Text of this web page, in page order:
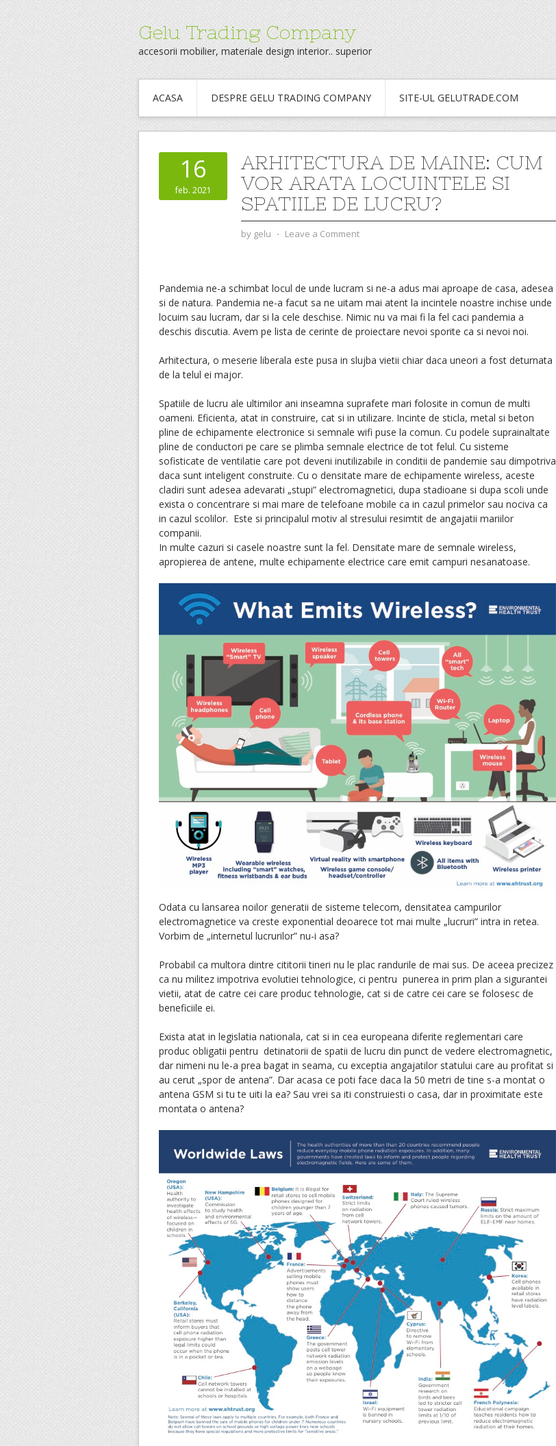
Gelu Trading Company
accesorii mobilier, materiale design interior.. superior
ACASA DESPRE GELU TRADING COMPANY SITE-UL GELUTRADE.COM
16
feb. 2021
ARHITECTURA DE MAINE: CUM
VOR ARATA LOCUINTELE SI
SPATIILE DE LUCRU?
by gelu ⋅ Leave a Comment
Pandemia ne-a schimbat locul de unde lucram si ne-a adus mai aproape de casa, adesea
si de natura. Pandemia ne-a facut sa ne uitam mai atent la incintele noastre inchise unde
locuim sau lucram, dar si la cele deschise. Nimic nu va mai fi la fel caci pandemia a
deschis discutia. Avem pe lista de cerinte de proiectare nevoi sporite ca si nevoi noi.
Arhitectura, o meserie liberala este pusa in slujba vietii chiar daca uneori a fost deturnata
de la telul ei major.
Spatiile de lucru ale ultimilor ani inseamna suprafete mari folosite in comun de multi
oameni. Eficienta, atat in construire, cat si in utilizare. Incinte de sticla, metal si beton
pline de echipamente electronice si semnale wifi puse la comun. Cu podele suprainaltate
pline de conductori pe care se plimba semnale electrice de tot felul. Cu sisteme
sofisticate de ventilatie care pot deveni inutilizabile in conditii de pandemie sau dimpotriva
daca sunt inteligent construite. Cu o densitate mare de echipamente wireless, aceste
cladiri sunt adesea adevarati „stupi” electromagnetici, dupa stadioane si dupa scoli unde
exista o concentrare si mai mare de telefoane mobile ca in cazul primelor sau nociva ca
in cazul scolilor. Este si principalul motiv al stresului resimtit de angajatii mariilor
companii.
In multe cazuri si casele noastre sunt la fel. Densitate mare de semnale wireless,
apropierea de antene, multe echipamente electrice care emit campuri nesanatoase.
Odata cu lansarea noilor generatii de sisteme telecom, densitatea campurilor
electromagnetice va creste exponential deoarece tot mai multe „lucruri” intra in retea.
Vorbim de „internetul lucrurilor” nu-i asa?
Probabil ca multora dintre cititorii tineri nu le plac randurile de mai sus. De aceea precizez
ca nu militez impotriva evolutiei tehnologice, ci pentru punerea in prim plan a sigurantei
vietii, atat de catre cei care produc tehnologie, cat si de catre cei care se folosesc de
beneficiile ei.
Exista atat in legislatia nationala, cat si in cea europeana diferite reglementari care
produc obligatii pentru detinatorii de spatii de lucru din punct de vedere electromagnetic,
dar nimeni nu le-a prea bagat in seama, cu exceptia angajatilor statului care au profitat si
au cerut „spor de antena”. Dar acasa ce poti face daca la 50 metri de tine s-a montat o
antena GSM si tu te uiti la ea? Sau vrei sa iti construiesti o casa, dar in proximitate este
montata o antena?